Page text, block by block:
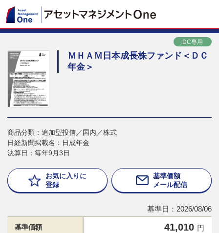
DC専用
ＭＨＡＭ日本成長株ファンド＜ＤＣ
年金＞
商品分類：追加型投信／国内／株式
日経新聞掲載名：日成年金
決算日：毎年9月3日
お気に入りに
登録
基準価額
メール配信
基準日：2026/08/06
基準価額 41,010 円